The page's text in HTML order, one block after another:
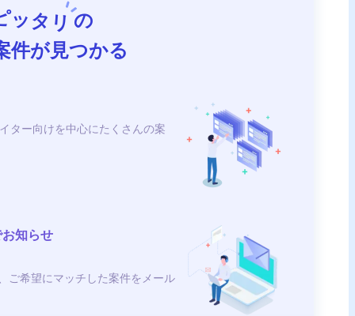
ッタリの
件が見つかる
ター向けを中心にたくさんの案
知らせ
ご希望にマッチした案件をメール